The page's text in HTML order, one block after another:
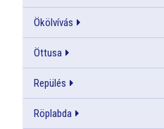
Ökölvívás
Öttusa
Repülés
Röplabda